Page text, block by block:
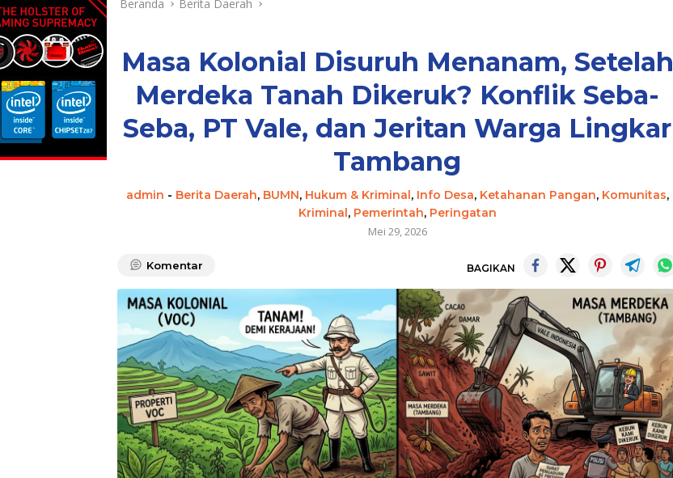
Beranda Berita Daerah
Masa Kolonial Disuruh Menanam, Setelah
Merdeka Tanah Dikeruk? Konflik Seba-
Seba, PT Vale, dan Jeritan Warga Lingkar
Tambang
admin - Berita Daerah, BUMN, Hukum & Kriminal, Info Desa, Ketahanan Pangan, Komunitas,
Kriminal, Pemerintah, Peringatan
Mei 29, 2026
Komentar BAGIKAN